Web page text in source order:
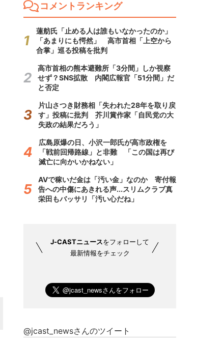
コメントランキング
蓮舫氏「止める人は誰もいなかったのか」
「あまりにも愕然」 高市首相「上空から
合掌」巡る投稿を批判
高市首相の熊本避難所「3分間」しか視察
せず？SNS拡散 内閣広報官「51分間」だ
と否定
片山さつき財務相「失われた28年を取り戻
す」投稿に批判 芥川賞作家「自民党の大
失政の結果だろう」
広島原爆の日、小沢一郎氏が高市政権を
「戦前回帰路線」と非難 「この国は再び
滅亡に向かいかねない」
AVで稼いだ金は「汚い金」なのか 寄付報
告への中傷にあきれる声...スリムクラブ真
栄田もバッサリ「汚い心だね」
J-CASTニュースをフォローして
最新情報をチェック
@jcast_newsさんのツイート